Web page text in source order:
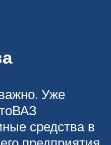
Уже
средства в